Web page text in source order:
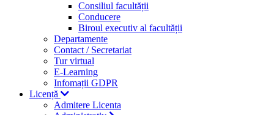
Consiliul facultății
Conducere
Biroul executiv al facultății
Departamente
Contact / Secretariat
Tur virtual
E-Learning
Infomații GDPR
Licență
Admitere Licenta